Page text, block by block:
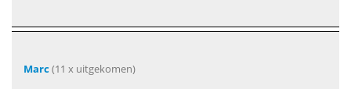
Marc(11 x uitgekomen)